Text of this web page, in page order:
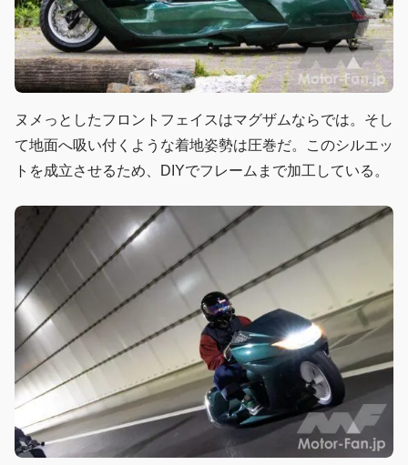
ヌメっとしたフロントフェイスはマグザムならでは。そし
て地面へ吸い付くような着地姿勢は圧巻だ。このシルエッ
トを成立させるため、DIYでフレームまで加工している。